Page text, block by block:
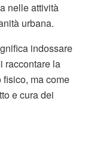
nelle attività
urbana.
indossare
raccontare la
ma come
e cura dei